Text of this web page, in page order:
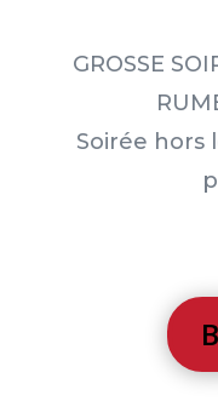
GROSSE
Soirée hors